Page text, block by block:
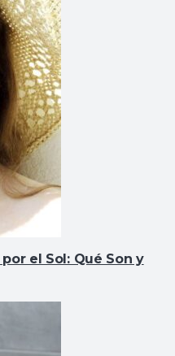
el Sol: Qué Son y